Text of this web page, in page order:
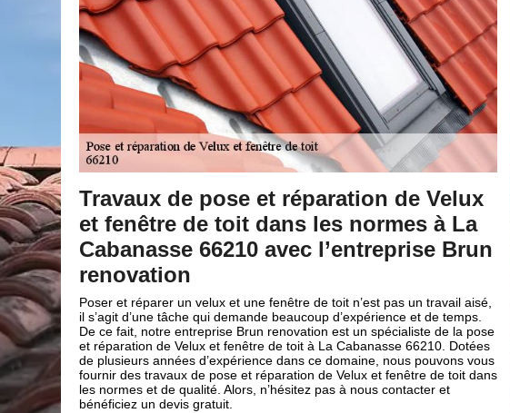
à La
Brun
travail aisé,
de temps.
de la pose
Dotées
vous
de toit dans
et
Pose et réparation de velux et fenêtre
de toit avec Brun renovation : le
meilleur choix
L’installation de velux ou fenêtre de toit est une opération courante et
évident que le travail de pose et réparation est très fréquent pour
assurer l’étanchéité de la toiture. Avec Brun renovation, nous avons la
maitrise de tous les techniques dans cette opération. Que vous
choisissez de fenêtre de toit d’ancien modèle ou velux en nouvelle
version, vous obtenez-le rendu que vous attendiez. Donc, contactez-
nous !